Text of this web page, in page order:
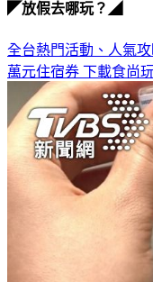
◤放假去哪玩？◢
全台熱門活動、人氣攻
萬元住宿券 下載食尚